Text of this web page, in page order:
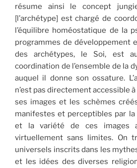
résume ainsi le concept
[l’archétype] est chargé de
l’équilibre homéostatique de la
programmes de développement
des archétypes, le Soi, est
coordination de l’ensemble de la
auquel il donne son ossature.
n’est pas directement accessible à
ses images et les schèmes
manifestes et perceptibles par la
et la variété de ces images
virtuellement sans limites. On
universels inscrits dans les
et les idées des diverses